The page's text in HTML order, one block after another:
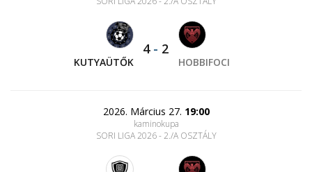
KUTYAÜTŐK
4- 2
HOBBIFOCI
2026. Március 27. 19:00
kaminokupa
SORI LIGA 2026 - 2./A OSZTÁLY